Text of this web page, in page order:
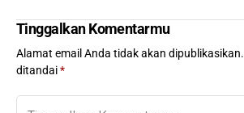
Tinggalkan Komentarmu
Alamat email Anda tidak akan dipublikasikan.
ditandai*